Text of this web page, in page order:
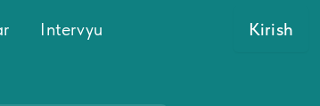
Intervyu Kirish